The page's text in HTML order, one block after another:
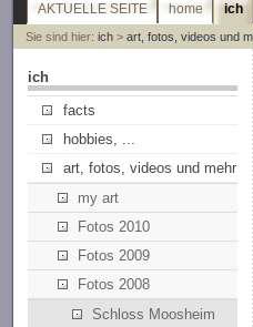
AKTUELLE SEITE home ich
Sie sind hier: ich> art, fotos, videos und
ich
facts
hobbies, ...
art, fotos, videos und mehr
my art
Fotos 2010
Fotos 2009
Fotos 2008
Schloss Moosheim